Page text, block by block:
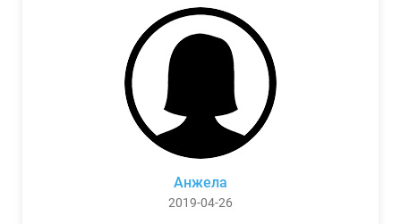
Анжела
2019-04-26